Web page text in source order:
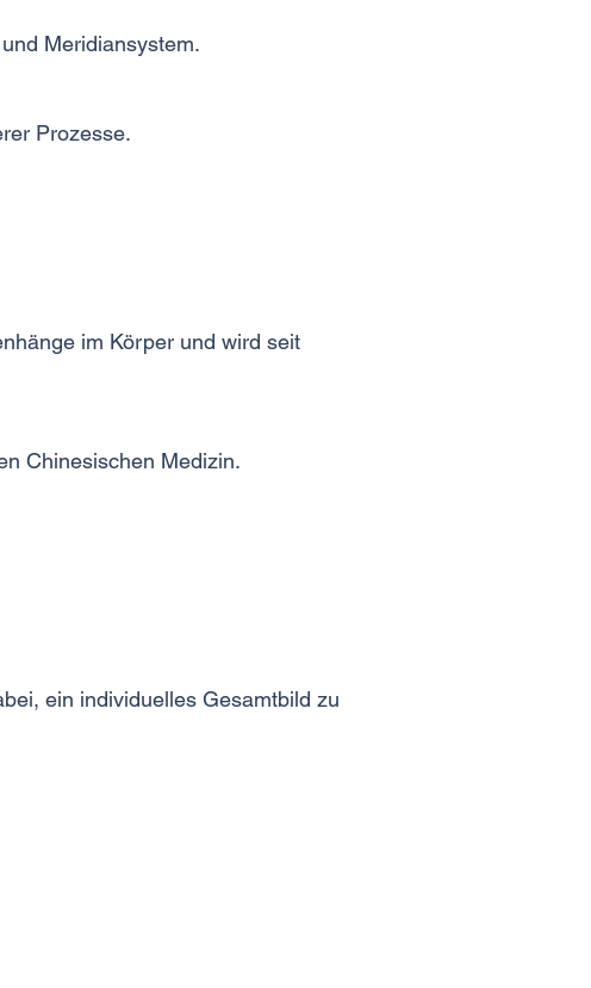
Meridiansystem.
Prozesse.
im Körper und wird seit
Chinesischen Medizin.
ein individuelles Gesamtbild zu